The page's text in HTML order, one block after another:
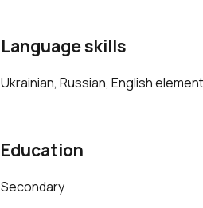
Language skills
Ukrainian, Russian, English
Education
Secondary